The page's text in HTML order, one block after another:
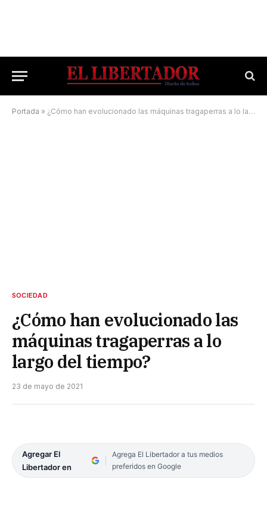
Portada » ¿Cómo han evolucionado las máquinas tragaperras a lo largo del tiempo?
SOCIEDAD
¿Cómo han evolucionado las
máquinas tragaperras a lo
largo del tiempo?
23 de mayo de 2021
Agregar El
Libertador en
Agrega El Libertador a tus medios
preferidos en Google